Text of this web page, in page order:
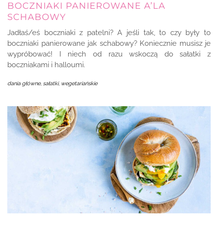
BOCZNIAKI PANIEROWANE A’LA
SCHABOWY
Jadłaś/eś boczniaki z patelni? A jeśli tak, to czy były to
boczniaki panierowane jak schabowy? Koniecznie musisz je
wypróbować! I niech od razu wskoczą do sałatki z
boczniakami i halloumi.
dania główne, sałatki, wegetariańskie